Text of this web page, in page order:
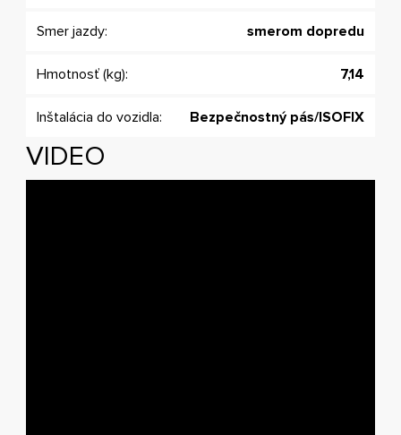
Smer jazdy: smerom dopredu
Hmotnosť (kg): 7,14
Inštalácia do vozidla: Bezpečnostný pás/ISOFIX
VIDEO